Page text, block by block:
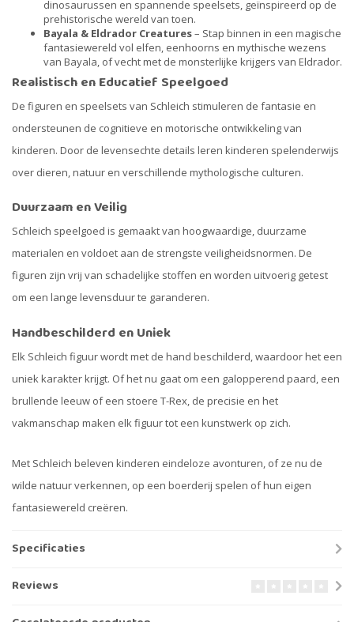
dinosaurussen en spannende speelsets, geïnspireerd op de
prehistorische wereld van toen.
Bayala & Eldrador Creatures– Stap binnen in een magische
fantasiewereld vol elfen, eenhoorns en mythische wezens
van Bayala, of vecht met de monsterlijke krijgers van Eldrador.
Realistisch en Educatief Speelgoed
De figuren en speelsets van Schleich stimuleren de fantasie en
ondersteunen de cognitieve en motorische ontwikkeling van
kinderen. Door de levensechte details leren kinderen spelenderwijs
over dieren, natuur en verschillende mythologische culturen.
Duurzaam en Veilig
Schleich speelgoed is gemaakt van hoogwaardige, duurzame
materialen en voldoet aan de strengste veiligheidsnormen. De
figuren zijn vrij van schadelijke stoffen en worden uitvoerig getest
om een lange levensduur te garanderen.
Handbeschilderd en Uniek
Elk Schleich figuur wordt met de hand beschilderd, waardoor het een
uniek karakter krijgt. Of het nu gaat om een galopperend paard, een
brullende leeuw of een stoere T-Rex, de precisie en het
vakmanschap maken elk figuur tot een kunstwerk op zich.
Met Schleich beleven kinderen eindeloze avonturen, of ze nu de
wilde natuur verkennen, op een boerderij spelen of hun eigen
fantasiewereld creëren.
Specificaties
Reviews